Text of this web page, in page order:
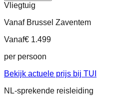
Vliegtuig
Vanaf Brussel Zaventem
Vanaf€ 1.499
per persoon
Bekijk actuele prijs bij TUI
NL-sprekende reisleiding